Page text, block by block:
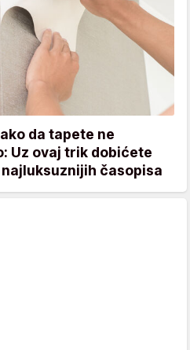
da tapete ne
Uz ovaj trik dobićete
časopisa